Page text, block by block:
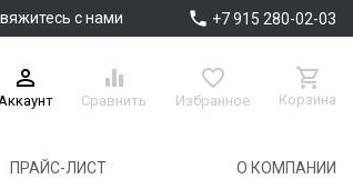
с нами  +7 915 280-02-03

Аккаунт

Сравнить

Избранное

Корзина
ПРАЙС-ЛИСТ О КОМПАНИИ